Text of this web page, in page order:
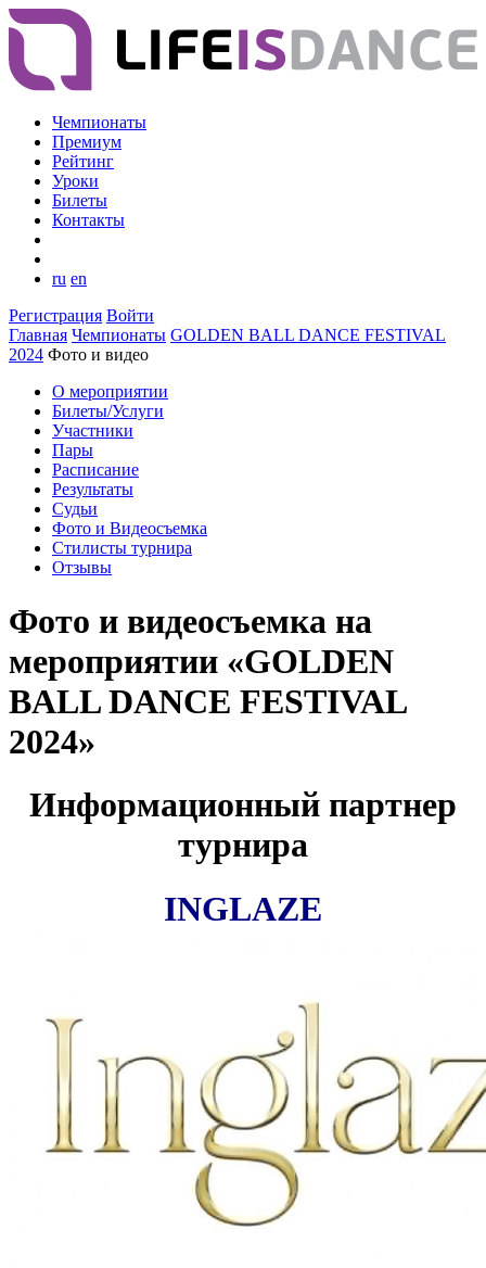
Чемпионаты
Премиум
Рейтинг
Уроки
Билеты
Контакты
ru en
Регистрация Войти
Главная Чемпионаты GOLDEN BALL DANCE FESTIVAL
2024 Фото и видео
О мероприятии
Билеты/Услуги
Участники
Пары
Расписание
Результаты
Судьи
Фото и Видеосъемка
Стилисты турнира
Отзывы
Фото и видеосъемка на
мероприятии «GOLDEN
BALL DANCE FESTIVAL
2024»
Информационный партнер
турнира
INGLAZE